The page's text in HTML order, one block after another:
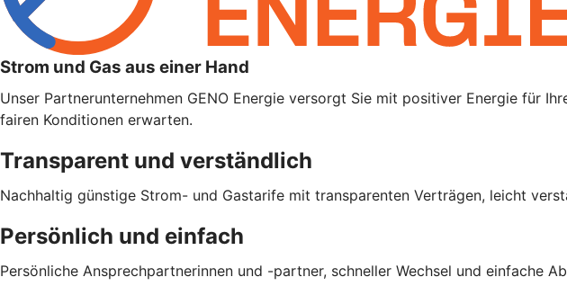
Strom und Gas aus einer Hand
Unser Partnerunternehmen GENO Energie versorgt Sie mit positiver Energie für
fairen Konditionen erwarten.
Transparent und verständlich
Nachhaltig günstige Strom- und Gastarife mit transparenten Verträgen, leicht
Persönlich und einfach
Persönliche Ansprechpartnerinnen und -partner, schneller Wechsel und einfache